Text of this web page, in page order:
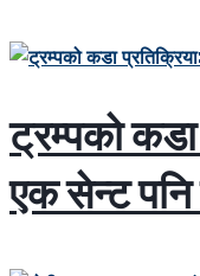
ट्रम्पको कडा
एक सेन्ट पनि